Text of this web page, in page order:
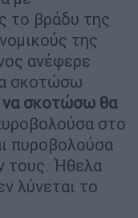
το βράδυ της
της
ανέφερε
σκοτώσω
να σκοτώσω θα
στο
πυροβολούσα
τους. Ήθελα
λύνεται το